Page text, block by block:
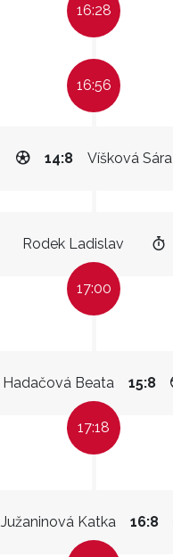
16:28
16:56
Víšková Sára
14:8
Rodek Ladislav
17:00
Hadačová Beata 15:8
17:18
Južaninová Katka 16:8